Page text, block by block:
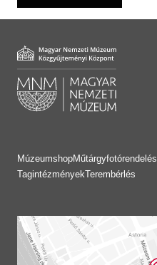
MúzeumshopMűtárgyfotórendelés
TagintézményekTerembérlés